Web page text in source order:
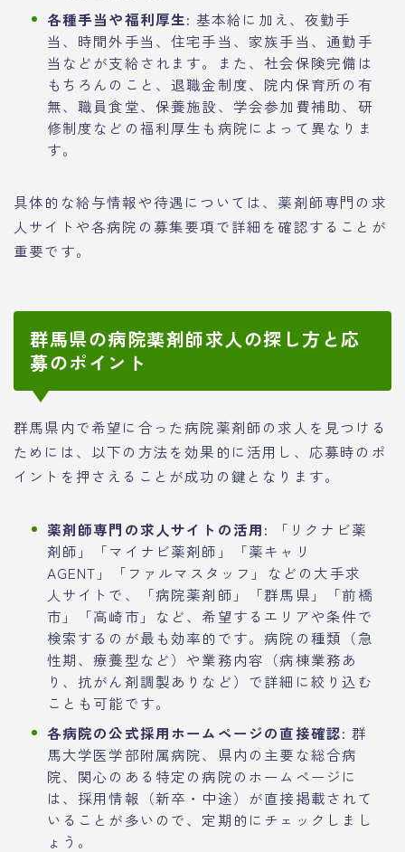
各種手当や福利厚生: 基本給に加え、夜勤手
当、時間外手当、住宅手当、家族手当、通勤手
当などが支給されます。また、社会保険完備は
もちろんのこと、退職金制度、院内保育所の有
無、職員食堂、保養施設、学会参加費補助、研
修制度などの福利厚生も病院によって異なりま
す。
具体的な給与情報や待遇については、薬剤師専門の求
人サイトや各病院の募集要項で詳細を確認することが
重要です。
群馬県の病院薬剤師求人の探し方と応
募のポイント
群馬県内で希望に合った病院薬剤師の求人を見つける
ためには、以下の方法を効果的に活用し、応募時のポ
イントを押さえることが成功の鍵となります。
薬剤師専門の求人サイトの活用:
「リクナビ薬
剤師」「マイナビ薬剤師」「薬キャリ
AGENT」「ファルマスタッフ」などの大手求
人サイトで、「病院薬剤師」「群馬県」「前橋
市」「高崎市」など、希望するエリアや条件で
検索するのが最も効率的です。病院の種類（急
性期、療養型など）や業務内容（病棟業務あ
り、抗がん剤調製ありなど）で詳細に絞り込む
ことも可能です。
各病院の公式採用ホームページの直接確認: 群
馬大学医学部附属病院、県内の主要な総合病
院、関心のある特定の病院のホームページに
は、採用情報（新卒・中途）が直接掲載されて
いることが多いので、定期的にチェックしまし
ょう。